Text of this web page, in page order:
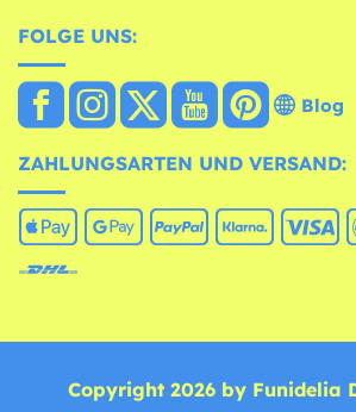
FOLGE UNS:
Blog
ZAHLUNGSARTEN UND VERSAND:
Copyright 2026 by Funidelia